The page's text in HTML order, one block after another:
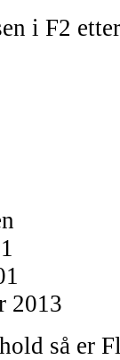
i F2
2013
så er